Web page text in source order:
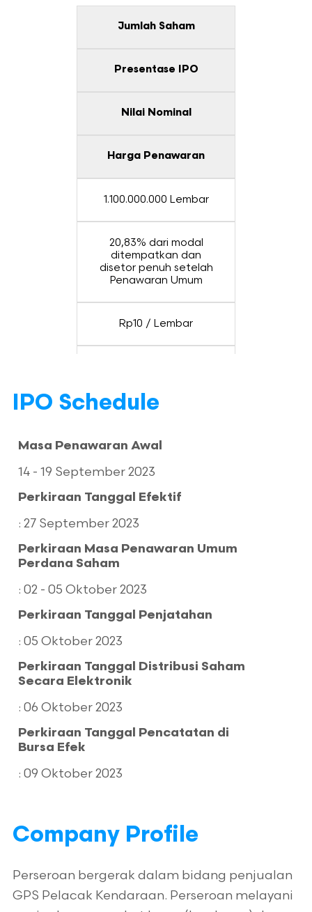
Jumlah Saham
Presentase IPO
Nilai Nominal
Harga Penawaran
1.100.000.000 Lembar
20,83% dari modal
ditempatkan dan
disetor penuh setelah
Penawaran Umum
Rp10 / Lembar
Nilai IPO
Penjamin Emisi
Sebanyak-banyaknya
Rp132.000.000.000
Electronic (e-IPO)
PT KB VALBURY
SEKURITAS INDONESIA
IPO Schedule
Masa Penawaran Awal
14 - 19 September 2023
Perkiraan Tanggal Efektif
: 27 September 2023
Perkiraan Masa Penawaran Umum
Perdana Saham
: 02 - 05 Oktober 2023
Perkiraan Tanggal Penjatahan
: 05 Oktober 2023
Perkiraan Tanggal Distribusi Saham
Secara Elektronik
: 06 Oktober 2023
Perkiraan Tanggal Pencatatan di
Bursa Efek
: 09 Oktober 2023
Company Profile
Perseroan bergerak dalam bidang penjualan
GPS Pelacak Kendaraan. Perseroan melayani